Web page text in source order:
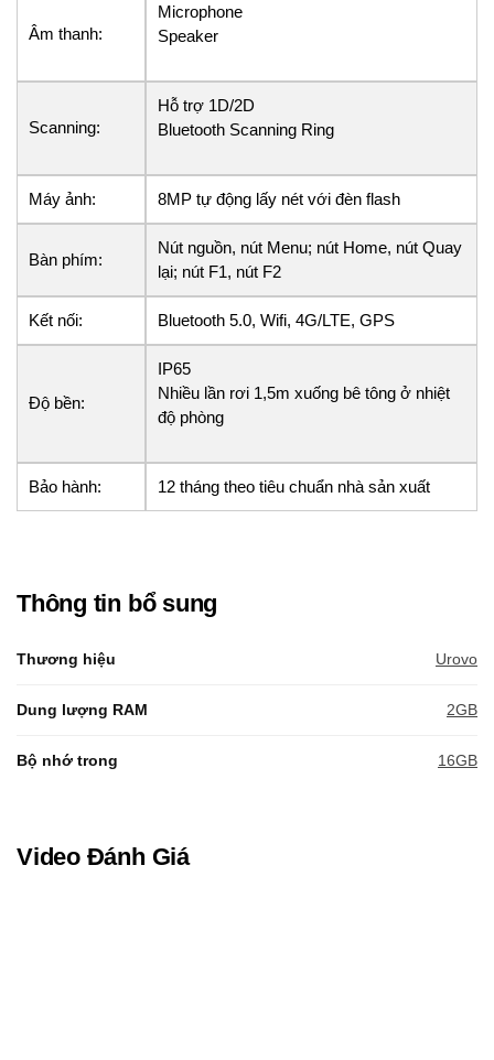
Âm thanh:
Microphone
Speaker
Scanning:
Hỗ trợ 1D/2D
Bluetooth Scanning Ring
Máy ảnh: 8MP tự động lấy nét với đèn flash
Bàn phím:
Nút nguồn, nút Menu; nút Home, nút Quay
lại; nút F1, nút F2
Kết nối: Bluetooth 5.0, Wifi, 4G/LTE, GPS
Độ bền:
IP65
Nhiều lần rơi 1,5m xuống bê tông ở nhiệt
độ phòng
Bảo hành: 12 tháng theo tiêu chuẩn nhà sản xuất
Thông tin bổ sung
Thương hiệu Urovo
Dung lượng RAM 2GB
Bộ nhớ trong 16GB
Video Đánh Giá